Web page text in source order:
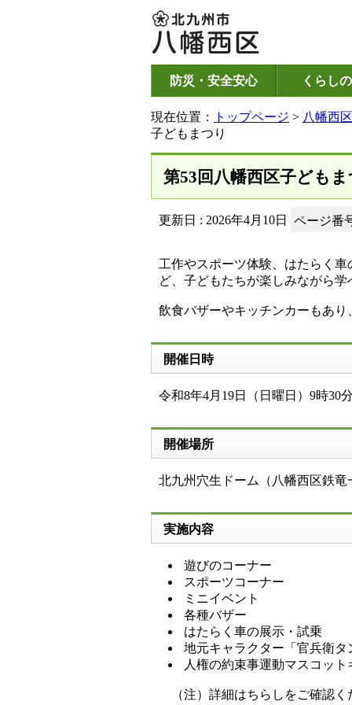
防災・安全安心 くらし
現在位置： トップページ > 八幡西区
子どもまつり
第53回八幡西区子どもま
更新日 : 2026年4月10日 ページ番
工作やスポーツ体験、はたらく
ど、子どもたちが楽しみながら学
飲食バザーやキッチンカーもあり
開催日時
令和8年4月19日（日曜日）9時30
開催場所
北九州穴生ドーム（八幡西区鉄竜
実施内容
遊びのコーナー
スポーツコーナー
ミニイベント
各種バザー
はたらく車の展示・試乗
地元キャラクター「官兵衛タ
人権の約束事運動マスコット
（注）詳細はちらしをご確認